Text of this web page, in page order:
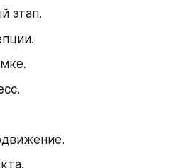
этап.